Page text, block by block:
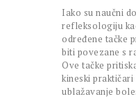
Iako su naučni
refleksologiju
određene tačke
biti povezane s
Ove tačke
kineski
ublažavanje